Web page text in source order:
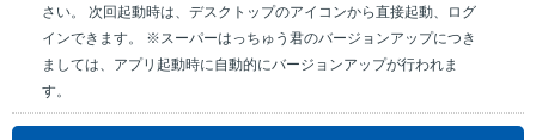
さい。 次回起動時は、デスクトップのアイコンから直接起動、ログ
インできます。 ※スーパーはっちゅう君のバージョンアップにつき
ましては、アプリ起動時に自動的にバージョンアップが行われま
す。